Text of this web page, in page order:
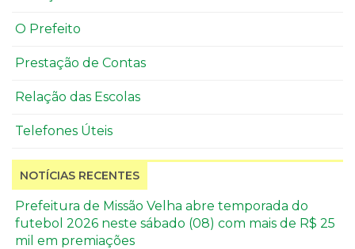
O Prefeito
Prestação de Contas
Relação das Escolas
Telefones Úteis
NOTÍCIAS RECENTES
Prefeitura de Missão Velha abre temporada do
futebol 2026 neste sábado (08) com mais de R$ 25
mil em premiações